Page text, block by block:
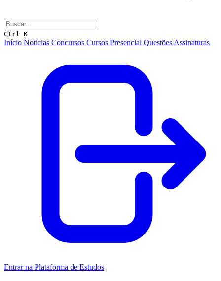
Ctrl K
Início Notícias Concursos Cursos Presencial Questões Assinaturas
Entrar na Plataforma de Estudos